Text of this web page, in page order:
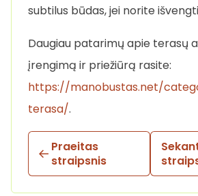
subtilus būdas, jei norite
Daugiau patarimų apie terasų
įrengimą ir priežiūrą rasite:
https://manobustas.net/
terasa/.
Praeitas
straipsnis